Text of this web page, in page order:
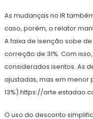
As mudanças no IR
caso, porém, o relator
A faixa de isenção sobe de
correção de 31%. Com
considerados isentos. As
ajustadas, mas em
13%).https://
O uso do desconto